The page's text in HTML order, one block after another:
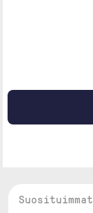
Suosituimmat